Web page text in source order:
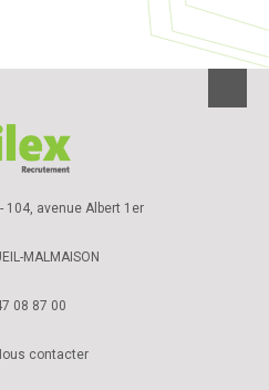
104, avenue Albert 1er
MALMAISON
08 87 00
contacter